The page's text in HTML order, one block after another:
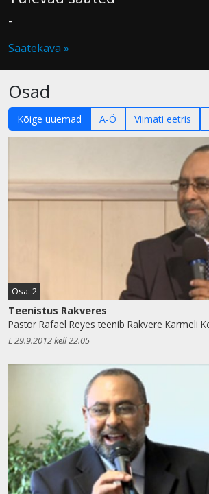
-
Saatekava »
Osad
Kõige uuemad A-Ö Viimati eetris
Osa: 2
Teenistus Rakveres
Pastor Rafael Reyes teenib Rakvere Karmeli
L 29.9.2012 kell 22.05